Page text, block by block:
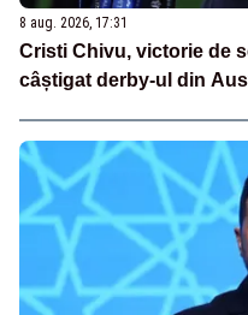
8 aug. 2026, 17:31
Cristi Chivu, victorie de
câștigat derby-ul din